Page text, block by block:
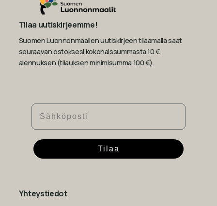
Tilaa uutiskirjeemme!
Suomen Luonnonmaalien uutiskirjeen tilaamalla saat
seuraavan ostoksesi kokonaissummasta 10 €
alennuksen (tilauksen minimisumma 100 €).
Sähköposti
Tilaa
Yhteystiedot